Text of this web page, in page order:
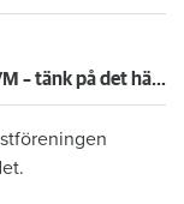
Värna grannsämjan under VM – tänk på det här inför fortsatta nattmatcher